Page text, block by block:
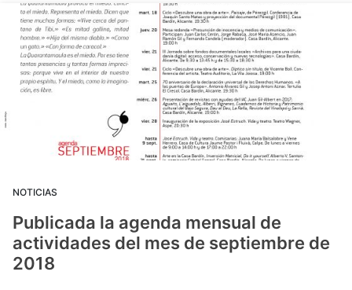
NOTICIAS
Publicada la agenda mensual de
actividades del mes de septiembre de
2018